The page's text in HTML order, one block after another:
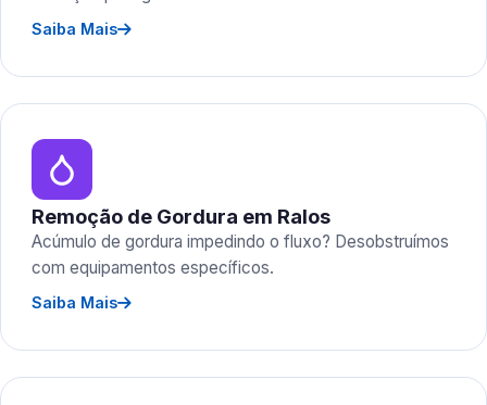
Saiba Mais
Remoção de Gordura em Ralos
Acúmulo de gordura impedindo o fluxo? Desobstruímos
com equipamentos específicos.
Saiba Mais